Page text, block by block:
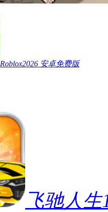
Roblox2026 安卓免费版
飞驰人